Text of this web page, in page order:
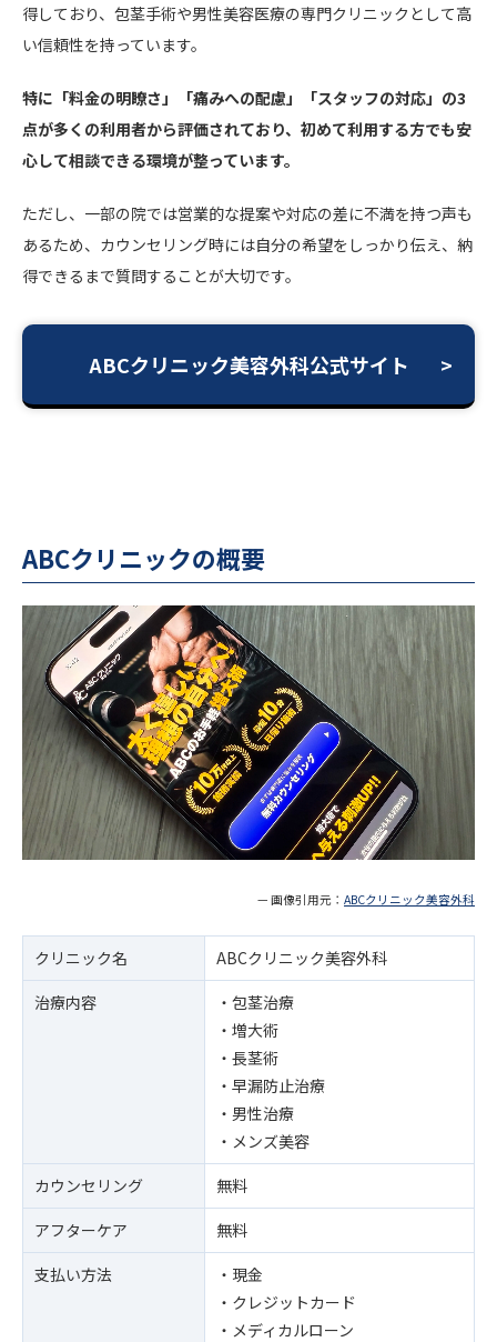
得しており、包茎手術や男性美容医療の専門クリニックとして高
い信頼性を持っています。
特に「料金の明瞭さ」「痛みへの配慮」「スタッフの対応」の3
点が多くの利用者から評価されており、初めて利用する方でも安
心して相談できる環境が整っています。
ただし、一部の院では営業的な提案や対応の差に不満を持つ声も
あるため、カウンセリング時には自分の希望をしっかり伝え、納
得できるまで質問することが大切です。
ABCクリニック美容外科公式サイト
ABCクリニックの概要
— 画像引用元： ABCクリニック美容外科
クリニック名
ABCクリニック美容外科
治療内容
・包茎治療
・増大術
・長茎術
・早漏防止治療
・男性治療
・メンズ美容
カウンセリング
無料
アフターケア
無料
支払い方法
・現金
・クレジットカード
・メディカルローン